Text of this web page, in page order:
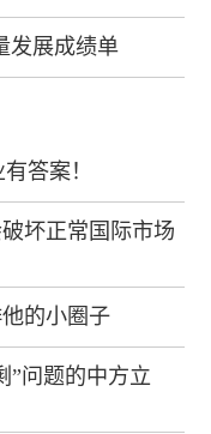
发展成绩单
答案！
坏正常国际市场
的小圈子
”问题的中方立